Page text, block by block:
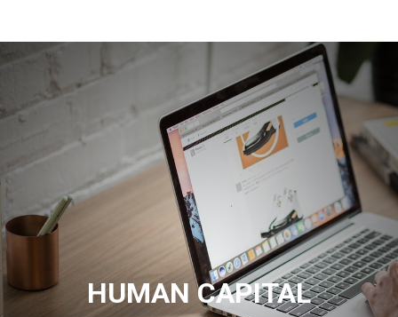
HUMAN CAPITAL